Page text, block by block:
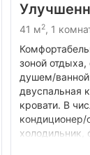
41 м2, 1
зоной отдыха,
душем/
двуспальная
кровати. В
кондиционер/
холодильник,